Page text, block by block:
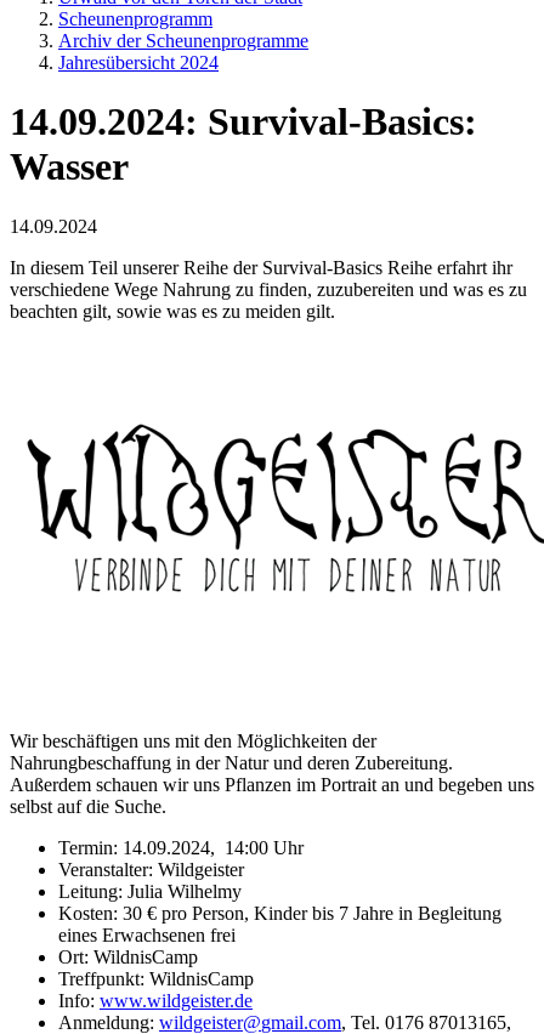
Scheunenprogramm
Archiv der Scheunenprogramme
Jahresübersicht 2024
14.09.2024: Survival-Basics:
Wasser
14.09.2024
In diesem Teil unserer Reihe der Survival-Basics Reihe erfahrt ihr
verschiedene Wege Nahrung zu finden, zuzubereiten und was es zu
beachten gilt, sowie was es zu meiden gilt.
Wir beschäftigen uns mit den Möglichkeiten der
Nahrungbeschaffung in der Natur und deren Zubereitung.
Außerdem schauen wir uns Pflanzen im Portrait an und begeben uns
selbst auf die Suche.
Termin: 14.09.2024, 14:00 Uhr
Veranstalter: Wildgeister
Leitung: Julia Wilhelmy
Kosten: 30 € pro Person, Kinder bis 7 Jahre in Begleitung
eines Erwachsenen frei
Ort: WildnisCamp
Treffpunkt: WildnisCamp
Info: www.wildgeister.de
Anmeldung: wildgeister@gmail.com, Tel. 0176 87013165,